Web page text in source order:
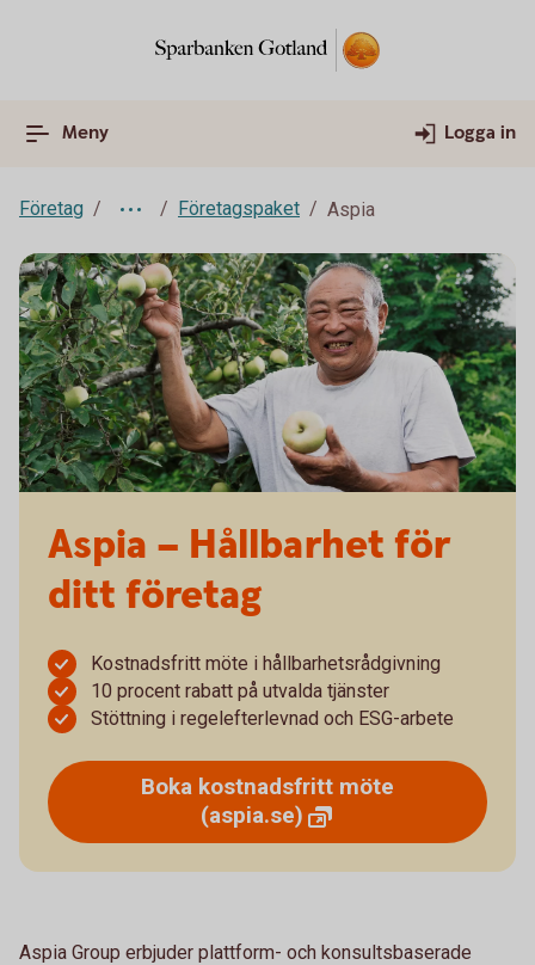
Meny Logga in
Företag Företagspaket Aspia
Aspia – Hållbarhet för
ditt företag
Kostnadsfritt möte i hållbarhetsrådgivning
10 procent rabatt på utvalda tjänster
Stöttning i regelefterlevnad och ESG-arbete
Boka kostnadsfritt möte
(aspia.se)
Aspia Group erbjuder plattform- och konsultsbaserade